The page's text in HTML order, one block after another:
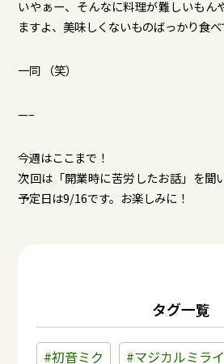
いやぁー、そんなに料理が難しいもん
ますよ、美味しくないものばっかり食べ
一同 （笑）
—–
今週はここまで！
次回は「開業時に苦労したお話」を聞
予定日は9/16です。お楽しみに！
タグ一覧
#初音ミク
#マジカルミライ